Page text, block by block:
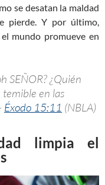
se desatan la maldad
pierde. Y por último,
mundo promueve en
SEÑOR? ¿Quién
temible en las
Éxodo 15:11 (NBLA)
limpia el